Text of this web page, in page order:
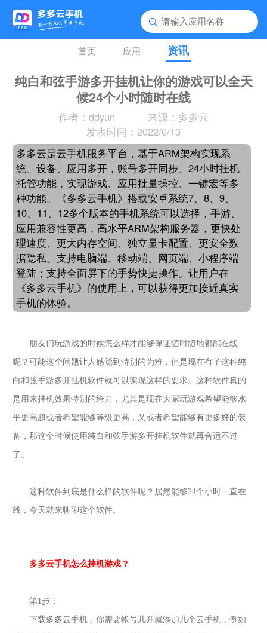
首页 应用 资讯
纯白和弦手游多开挂机让你的游戏可以全天
候24个小时随时在线
作者：ddyun
来源：多多云
发表时间：2022/6/13
多多云是云手机服务平台，基于ARM架构实现系
统、设备、应用多开，账号多开同步、24小时挂机
托管功能，实现游戏、应用批量操控、一键宏等多
种功能。《多多云手机》搭载安卓系统7、8、9、
10、11、12多个版本的手机系统可以选择，手游、
应用兼容性更高，高水平ARM架构服务器，更快处
理速度、更大内存空间、独立显卡配置、更安全数
据隐私。支持电脑端、移动端、网页端、小程序端
登陆；支持全面屏下的手势快捷操作。让用户在
《多多云手机》的使用上，可以获得更加接近真实
手机的体验。
朋友们玩游戏的时候怎么样才能够保证随时随地都能在线
呢？可能这个问题让人感觉到特别的为难，但是现在有了这种纯
白和弦手游多开挂机软件就可以实现这样的要求。这种软件真的
是用来挂机效果特别的给力，尤其是现在大家玩游戏希望能够水
平更高超或者希望能够等级更高，又或者希望能够有更多好的装
备，那这个时候使用纯白和弦手游多开挂机软件就再合适不过
了。
这种软件到底是什么样的软件呢？居然能够24个小时一直在
线，今天就来聊聊这个软件。
多多云手机怎么挂机游戏？
第1步：
下载多多云手机，你需要帐号几开就添加几个云手机，例如